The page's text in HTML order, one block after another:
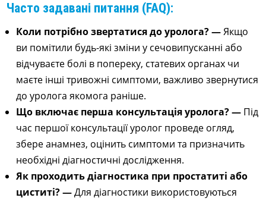
Часто задавані питання (FAQ):
Коли потрібно звертатися до уролога? —Якщо
ви помітили будь-які зміни у сечовипусканні або
відчуваєте болі в попереку, статевих органах чи
маєте інші тривожні симптоми, важливо звернутися
до уролога якомога раніше.
Що включає перша консультація уролога? — Під
час першої консультації уролог проведе огляд,
збере анамнез, оцінить симптоми та призначить
необхідні діагностичні дослідження.
Як проходить діагностика при простатиті або
циститі? —Для діагностики використовуються